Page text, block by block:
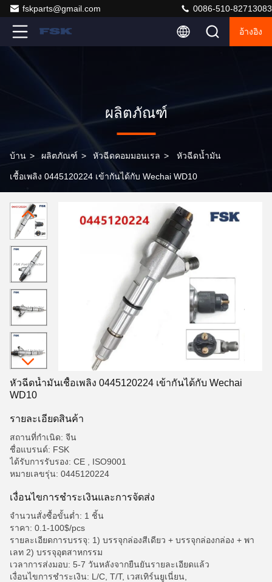
fskparts@gmail.com 0086-510-82713083
อ้างอิง
ผลิตภัณฑ์
บ้าน > ผลิตภัณฑ์ > หัวฉีดคอมมอนเรล > หัวฉีดน้ำมัน
เชื้อเพลิง 0445120224 เข้ากันได้กับ Wechai WD10
หัวฉีดน้ำมันเชื้อเพลิง 0445120224 เข้ากันได้กับ Wechai
WD10
รายละเอียดสินค้า
สถานที่กำเนิด: จีน
ชื่อแบรนด์: FSK
ได้รับการรับรอง: CE , ISO9001
หมายเลขรุ่น: 0445120224
เงื่อนไขการชําระเงินและการจัดส่ง
จำนวนสั่งซื้อขั้นต่ำ: 1 ชิ้น
ราคา: 0.1-100$/pcs
รายละเอียดการบรรจุ: 1) บรรจุกล่องสีเดียว + บรรจุกล่องกล่อง + พา
เลท 2) บรรจุอุตสาหกรรม
เวลาการส่งมอบ: 5-7 วันหลังจากยืนยันรายละเอียดแล้ว
เงื่อนไขการชำระเงิน: L/C, T/T, เวสเทิร์นยูเนี่ยน,